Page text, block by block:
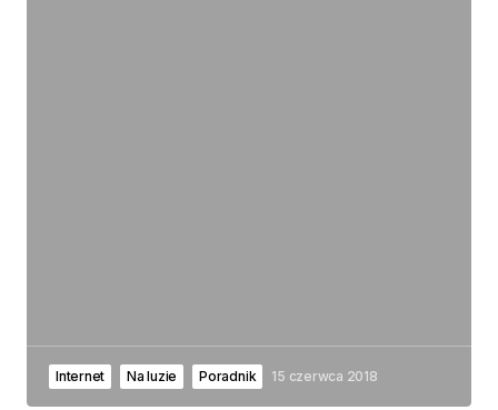
Internet Na luzie Poradnik 15 czerwca 2018